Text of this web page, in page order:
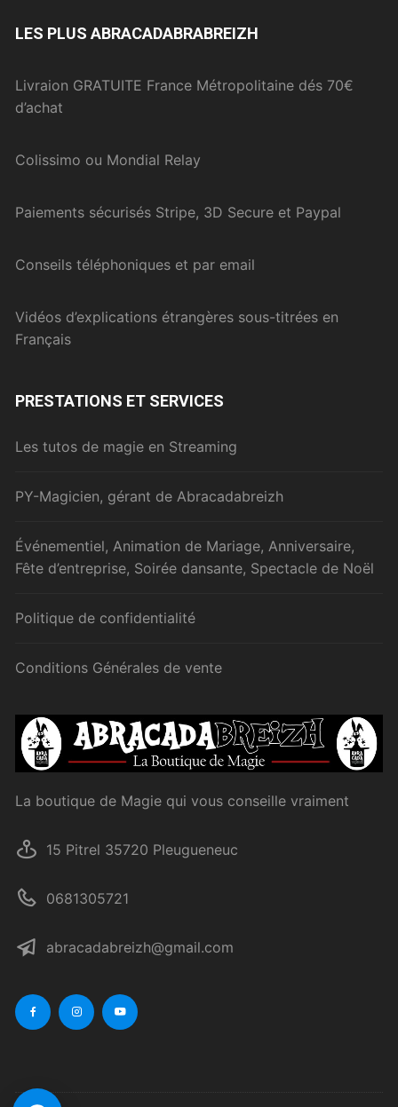
LES PLUS ABRACADABRABREIZH
Livraion GRATUITE France Métropolitaine dés 70€
d’achat
Colissimo ou Mondial Relay
Paiements sécurisés Stripe, 3D Secure et Paypal
Conseils téléphoniques et par email
Vidéos d’explications étrangères sous-titrées en
Français
PRESTATIONS ET SERVICES
Les tutos de magie en Streaming
PY-Magicien, gérant de Abracadabreizh
Événementiel, Animation de Mariage, Anniversaire,
Fête d’entreprise, Soirée dansante, Spectacle de Noël
Politique de confidentialité
Conditions Générales de vente
La boutique de Magie qui vous conseille vraiment
15 Pitrel 35720 Pleugueneuc
0681305721
abracadabreizh@gmail.com